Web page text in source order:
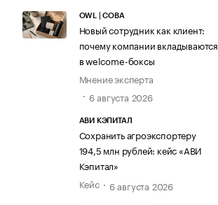
OWL | СОВА
Новый сотрудник как клиент:
почему компании вкладываются
в welcome-боксы
Мнение эксперта
6 августа 2026
АВИ КЭПИТАЛ
Сохранить агроэкспортеру
194,5 млн рублей: кейс «АВИ
Кэпитал»
Кейс
6 августа 2026